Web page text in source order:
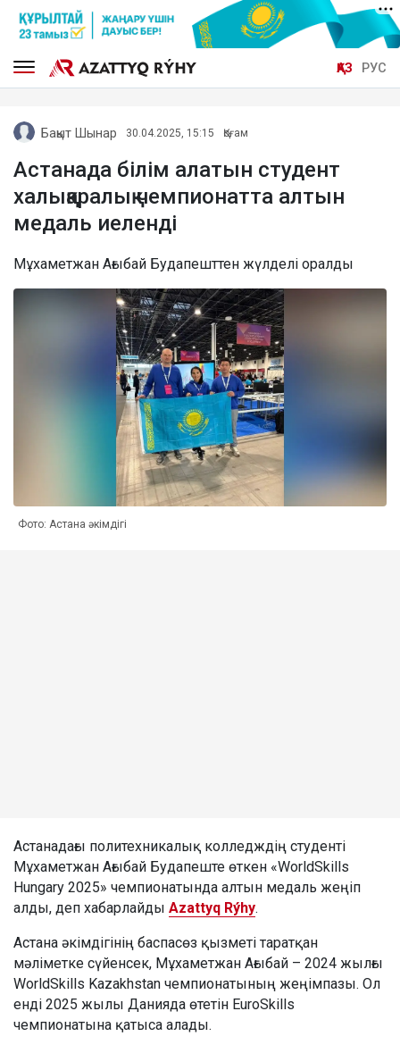
ҚАЗ РУС
Бақыт Шынар 30.04.2025, 15:15 Қоғам
Астанада білім алатын студент
халықаралық чемпионатта алтын
медаль иеленді
Мұхаметжан Ағыбай Будапешттен жүлделі оралды
Фото: Астана әкімдігі
Астанадағы политехникалық колледждің студенті
Мұхаметжан Ағыбай Будапеште өткен «WorldSkills
Hungary 2025» чемпионатында алтын медаль жеңіп
алды, деп хабарлайды Azattyq Rýhy.
Астана әкімдігінің баспасөз қызметі таратқан
мәліметке сүйенсек, Мұхаметжан Ағыбай – 2024 жылғы
WorldSkills Kazakhstan чемпионатының жеңімпазы. Ол
енді 2025 жылы Данияда өтетін EuroSkills
чемпионатына қатыса алады.